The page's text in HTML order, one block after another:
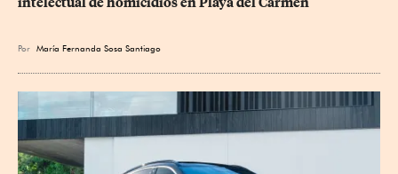
Por María Fernanda Sosa Santiago